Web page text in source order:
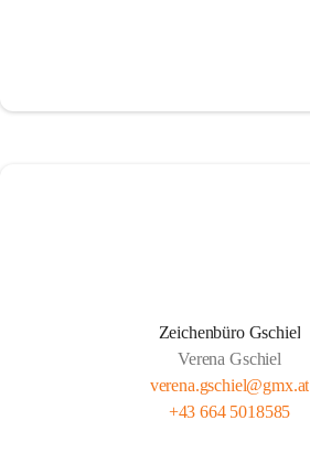
Zeichenbüro Gschiel
Verena Gschiel
verena.gschiel@gmx.at
+43 664 5018585